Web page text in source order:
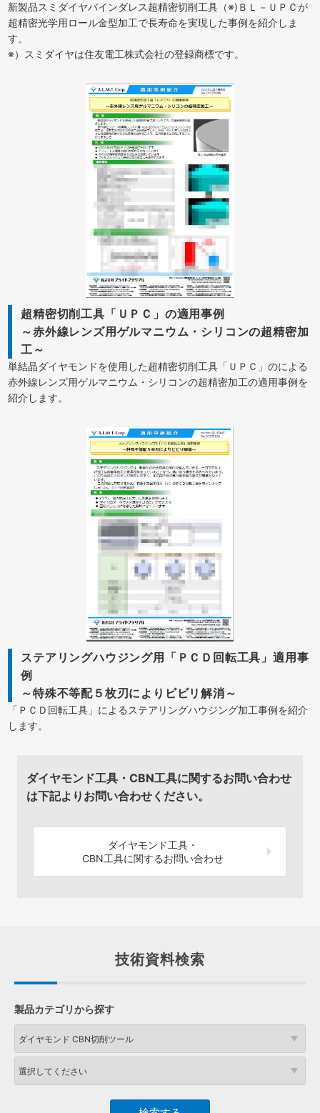
新製品スミダイヤバインダレス超精密切削工具（※)ＢＬ－ＵＰＣが
超精密光学用ロール金型加工で長寿命を実現した事例を紹介しま
す。
※）スミダイヤは住友電工株式会社の登録商標です。
超精密切削工具「ＵＰＣ」の適用事例
～赤外線レンズ用ゲルマニウム・シリコンの超精密加
工～
単結晶ダイヤモンドを使用した超精密切削工具「ＵＰＣ」のによる
赤外線レンズ用ゲルマニウム・シリコンの超精密加工の適用事例を
紹介します。
ステアリングハウジング用「ＰＣＤ回転工具」適用事
例
～特殊不等配５枚刃によりビビリ解消～
「ＰＣＤ回転工具」によるステアリングハウジング加工事例を紹介
します。
ダイヤモンド工具・CBN工具に関するお問い合わせ
は下記よりお問い合わせください。
ダイヤモンド工具・
CBN工具に関するお問い合わせ
技術資料検索
製品カテゴリから探す